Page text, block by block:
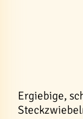
Ergiebige,